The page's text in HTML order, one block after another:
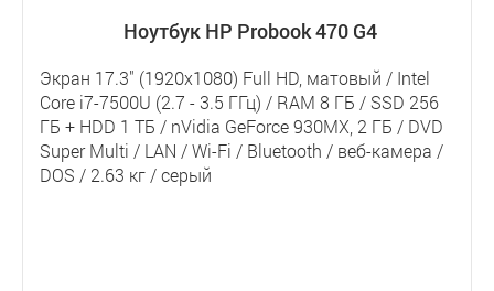
Ноутбук HP Probook 470 G4
Экран 17.3" (1920x1080) Full HD, матовый / Intel
Core i7-7500U (2.7 - 3.5 ГГц) / RAM 8 ГБ / SSD 256
ГБ + HDD 1 ТБ / nVidia GeForce 930MX, 2 ГБ / DVD
Super Multi / LAN / Wi-Fi / Bluetooth / веб-камера /
DOS / 2.63 кг / серый